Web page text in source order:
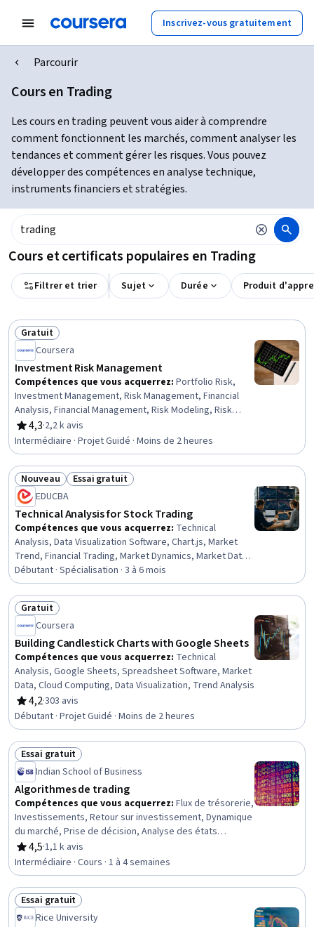
Inscrivez-vous gratuitement
Parcourir
Cours en Trading
Les cours en trading peuvent vous aider à comprendre
comment fonctionnent les marchés, comment analyser les
tendances et comment gérer les risques. Vous pouvez
développer des compétences en analyse technique,
instruments financiers et stratégies.
Cours et certificats populaires en Trading
Filtrer et trier Sujet Durée Produit
Statut : Gratuit
Gratuit
Coursera
Investment Risk Management
Compétences que vous acquerrez: Portfolio Risk,
Investment Management, Risk Management, Financial
Analysis, Financial Management, Risk Modeling, Risk
Analysis, Portfolio Management, Financial Market,
Investments, Statistics
4,3
évaluation, 4,3 sur 5 étoiles
·2,2 k avis
Intermédiaire · Projet Guidé · Moins de 2 heures
Statut : Nouveau
Nouveau Statut : Essai gratuit
Essai gratuit
EDUCBA
Technical Analysis for Stock Trading
Compétences que vous acquerrez: Technical
Analysis, Data Visualization Software, Chart.js, Market
Trend, Financial Trading, Market Dynamics, Market Data,
Securities Trading, Resource Allocation, Financial
Market, Financial Planning, Market Liquidity, Trend
Analysis, Market Analysis, Technical Support, Analysis,
Go To Market Strategy, Market Opportunities, Planning,
Probability
Débutant · Spécialisation · 3 à 6 mois
Statut : Gratuit
Gratuit
Coursera
Building Candlestick Charts with Google Sheets
Compétences que vous acquerrez: Technical
Analysis, Google Sheets, Spreadsheet Software, Market
Data, Cloud Computing, Data Visualization, Trend Analysis
4,2
évaluation, 4,2 sur 5 étoiles
·303 avis
Débutant · Projet Guidé · Moins de 2 heures
Statut : Essai gratuit
Essai gratuit
Indian School of Business
Algorithmes de trading
Compétences que vous acquerrez: Flux de trésorerie,
Investissements, Retour sur investissement, Dynamique
du marché, Prise de décision, Analyse des états
financiers, Analyse, Négociation de titres, États
financiers, Marché financier, Tests d'hypothèses
statistiques, Comptes de régularisation, Analyse
financière, Négociation financière
4,5
évaluation, 4,5 sur 5 étoiles
·1,1 k avis
Intermédiaire · Cours · 1 à 4 semaines
Statut : Essai gratuit
Essai gratuit
Rice University